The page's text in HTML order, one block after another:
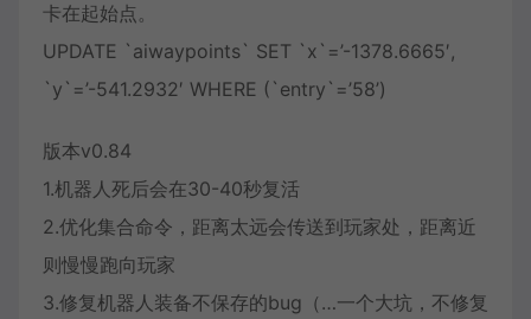
卡在起始点。
UPDATE `aiwaypoints` SET `x`=’-1378.6665′,
`y`=’-541.2932′ WHERE (`entry`=’58’)
版本v0.84
1.机器人死后会在30-40秒复活
2.优化集合命令，距离太远会传送到玩家处，距离近
则慢慢跑向玩家
3.修复机器人装备不保存的bug（…一个大坑，不修复